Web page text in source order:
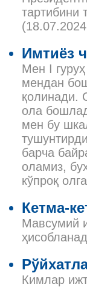
тартибини
Имтиёз
Мен I
мендан
қолинади.
ола
мен бу
барча
оламиз,
кўпроқ
Кетма-
Мавсумий
Кимлар